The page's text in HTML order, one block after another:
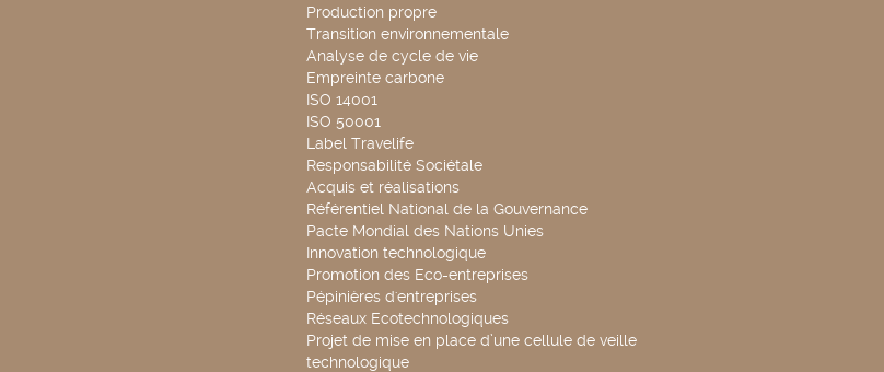
Production propre
Transition environnementale
Analyse de cycle de vie
Empreinte carbone
ISO 14001
ISO 50001
Label Travelife
Responsabilité Sociétale
Acquis et réalisations
Référentiel National de la Gouvernance
Pacte Mondial des Nations Unies
Innovation technologique
Promotion des Eco-entreprises
Pépinières d'entreprises
Réseaux Ecotechnologiques
Projet de mise en place d’une cellule de veille
technologique